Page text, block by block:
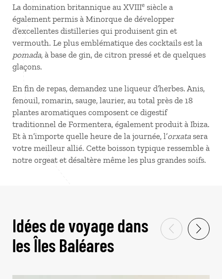
La domination britannique au XVIIIe siècle a
également permis à Minorque de développer
d’excellentes distilleries qui produisent gin et
vermouth. Le plus emblématique des cocktails est la
pomada, à base de gin, de citron pressé et de quelques
glaçons.
En fin de repas, demandez une liqueur d’herbes. Anis,
fenouil, romarin, sauge, laurier, au total près de 18
plantes aromatiques composent ce digestif
traditionnel de Formentera, également produit à Ibiza.
Et à n’importe quelle heure de la journée, l’orxata sera
votre meilleur allié. Cette boisson typique ressemble à
notre orgeat et désaltère même les plus grandes soifs.
Idées de voyage dans
les Îles Baléares